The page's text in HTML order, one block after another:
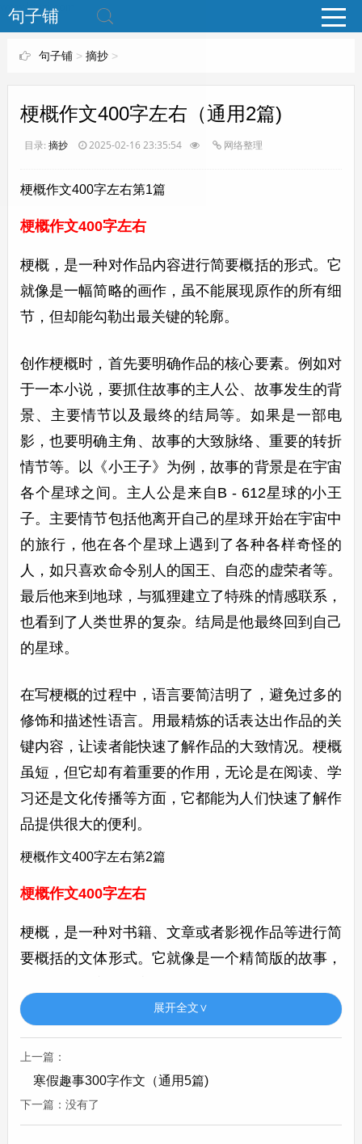
www.bjuzi.com
句子铺
句子铺> 摘抄>
梗概作文400字左右（通用2篇)
目录: 摘抄 2025-02-16 23:35:54 网络整理
梗概作文400字左右第1篇
梗概作文400字左右
梗概，是一种对作品内容进行简要概括的形式。它
就像是一幅简略的画作，虽不能展现原作的所有细
节，但却能勾勒出最关键的轮廓。
创作梗概时，首先要明确作品的核心要素。例如对
于一本小说，要抓住故事的主人公、故事发生的背
景、主要情节以及最终的结局等。如果是一部电
影，也要明确主角、故事的大致脉络、重要的转折
情节等。以《小王子》为例，故事的背景是在宇宙
各个星球之间。主人公是来自B - 612星球的小王
子。主要情节包括他离开自己的星球开始在宇宙中
的旅行，他在各个星球上遇到了各种各样奇怪的
人，如只喜欢命令别人的国王、自恋的虚荣者等。
最后他来到地球，与狐狸建立了特殊的情感联系，
也看到了人类世界的复杂。结局是他最终回到自己
的星球。
在写梗概的过程中，语言要简洁明了，避免过多的
修饰和描述性语言。用最精炼的话表达出作品的关
键内容，让读者能快速了解作品的大致情况。梗概
虽短，但它却有着重要的作用，无论是在阅读、学
习还是文化传播等方面，它都能为人们快速了解作
品提供很大的便利。
梗概作文400字左右第2篇
梗概作文400字左右
梗概，是一种对书籍、文章或者影视作品等进行简
要概括的文体形式。它就像是一个精简版的故事，
如一部长篇小说，要明确故事的主线情节，包括故
事的开端、发展、高潮和结局。比如《西游记》的
梗概，开端是唐僧师徒四人受观音点化，踏上西天
展开全文∨
上一篇：
寒假趣事300字作文（通用5篇)
下一篇：没有了